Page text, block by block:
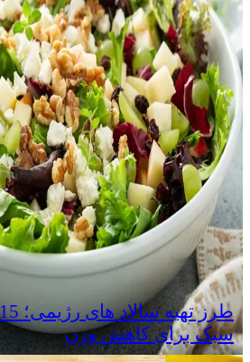
سبک برای کاهش وزن